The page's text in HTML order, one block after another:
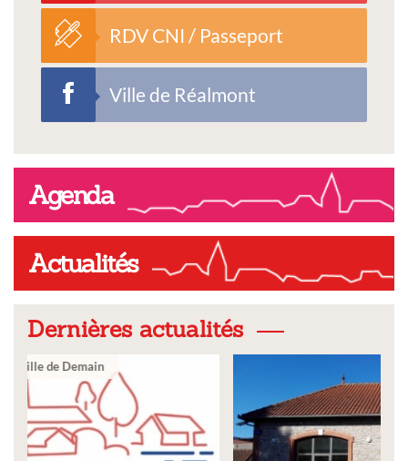
RDV CNI / Passeport
Ville de Réalmont
Agenda
Actualités
Dernières actualités